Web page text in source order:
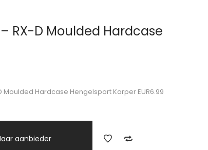
RX-D Moulded Hardcase
Moulded Hardcase Hengelsport Karper EUR6.99
aanbieder